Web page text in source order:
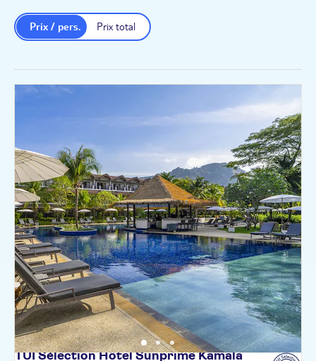
Prix total
Prix / pers.
TUI Sélection Hôtel Sunprime Kamala